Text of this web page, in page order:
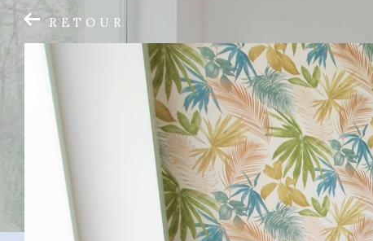
RETOUR